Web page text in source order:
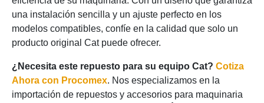
una instalación sencilla y un ajuste perfecto en los
modelos compatibles, confíe en la calidad que solo un
producto original Cat puede ofrecer.
¿Necesita este repuesto para su equipo Cat? Cotiza
Ahora con Procomex. Nos especializamos en la
importación de repuestos y accesorios para maquinaria